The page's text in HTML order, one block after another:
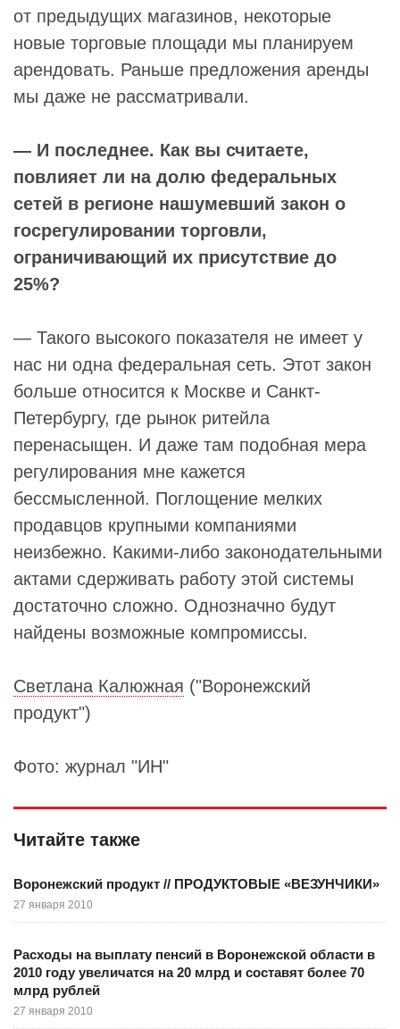
от предыдущих магазинов, некоторые
новые торговые площади мы планируем
арендовать. Раньше предложения аренды
мы даже не рассматривали.
— И последнее. Как вы считаете,
повлияет ли на долю федеральных
сетей в регионе нашумевший закон о
госрегулировании торговли,
ограничивающий их присутствие до
25%?
— Такого высокого показателя не имеет у
нас ни одна федеральная сеть. Этот закон
больше относится к Москве и Санкт-
Петербургу, где рынок ритейла
перенасыщен. И даже там подобная мера
регулирования мне кажется
бессмысленной. Поглощение мелких
продавцов крупными компаниями
неизбежно. Какими-либо законодательными
актами сдерживать работу этой системы
достаточно сложно. Однозначно будут
найдены возможные компромиссы.
Светлана Калюжная ("Воронежский
продукт")
Фото: журнал "ИН"
Читайте также
Воронежский продукт // ПРОДУКТОВЫЕ «ВЕЗУНЧИКИ»
27 января 2010
Расходы на выплату пенсий в Воронежской области в
2010 году увеличатся на 20 млрд и составят более 70
млрд рублей
27 января 2010